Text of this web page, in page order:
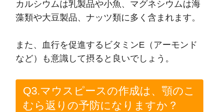
カルシウムは乳製品や小魚、マグネシウムは海
藻類や大豆製品、ナッツ類に多く含まれます。
また、血行を促進するビタミンE（アーモンド
など）も意識して摂ると良いでしょう。
Q3.マウスピースの作成は、顎のこ
むら返りの予防になりますか？